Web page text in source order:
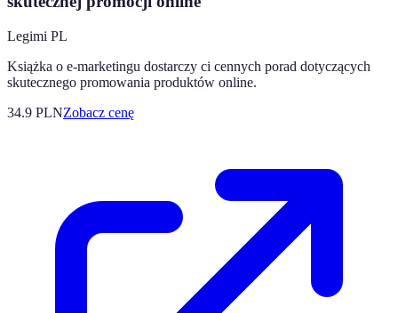
Legimi PL
Książka o e-marketingu dostarczy ci cennych porad dotyczących
skutecznego promowania produktów online.
34.9 PLNZobacz cenę